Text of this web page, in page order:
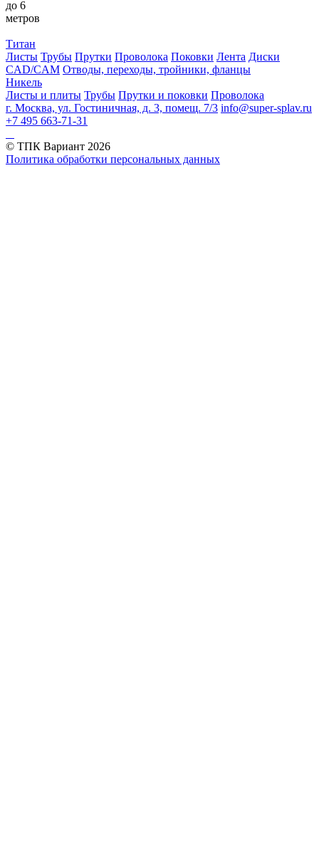
до 6
метров
Титан
Листы Трубы Прутки Проволока Поковки Лента Диски
CAD/CAM Отводы, переходы, тройники, фланцы
Никель
Листы и плиты Трубы Прутки и поковки Проволока
г. Москва, ул. Гостиничная, д. 3, помещ. 7/3 info@super-splav.ru
+7 495 663-71-31
© ТПК Вариант 2026
Политика обработки персональных данных